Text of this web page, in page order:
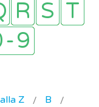
Z
B